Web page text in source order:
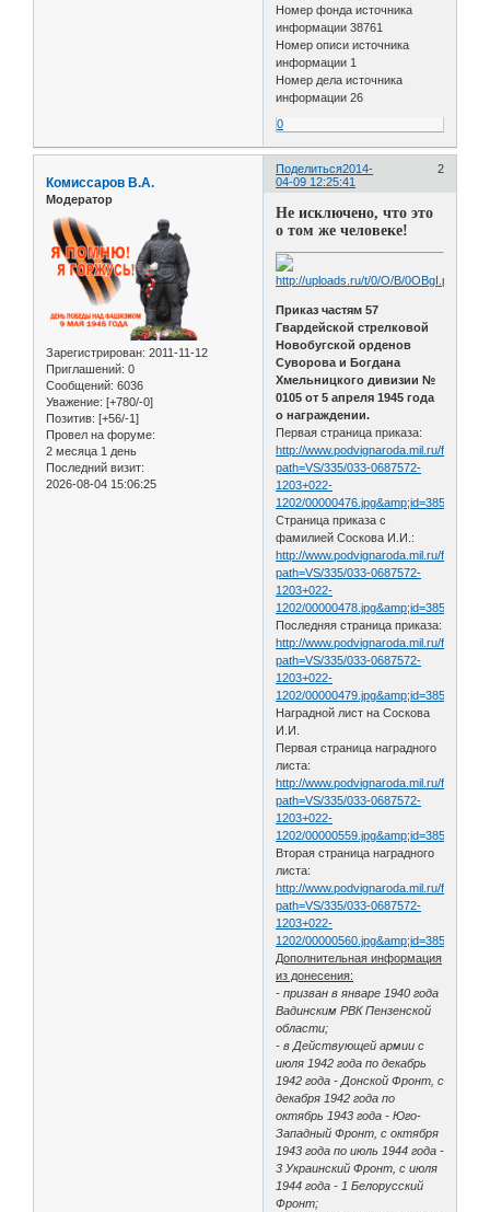
Номер фонда источника
информации 38761
Номер описи источника
информации 1
Номер дела источника
информации 26
0
Поделиться 2
2014-
04-09 12:25:41
Комиссаров В.А.
Модератор
Зарегистрирован: 2011-11-12
Приглашений: 0
Сообщений: 6036
Уважение: [+780/-0]
Позитив: [+56/-1]
Провел на форуме:
2 месяца 1 день
Последний визит:
2026-08-04 15:06:25
Не исключено, что это
о том же человеке!
Приказ частям 57
Гвардейской стрелковой
Новобугской орденов
Суворова и Богдана
Хмельницкого дивизии №
0105 от 5 апреля 1945 года
о награждении.
Первая страница приказа:
http://www.podvignaroda.mil.ru/filter/
path=VS/335/033-0687572-
1203+022-
1202/
Страница приказа с
фамилией Соскова И.И.:
http://www.podvignaroda.mil.ru/filter/
path=VS/335/033-0687572-
1203+022-
1202/
Последняя страница приказа:
http://www.podvignaroda.mil.ru/filter/
path=VS/335/033-0687572-
1203+022-
1202/
Наградной лист на Соскова
И.И.
Первая страница наградного
листа:
http://www.podvignaroda.mil.ru/filter/
path=VS/335/033-0687572-
1203+022-
1202/
Вторая страница наградного
листа:
http://www.podvignaroda.mil.ru/filter/
path=VS/335/033-0687572-
1203+022-
1202/
Дополнительная информация
из донесения:
- призван в январе 1940 года
Вадинским РВК Пензенской
области;
- в Действующей армии с
июля 1942 года по декабрь
1942 года - Донской Фронт, с
декабря 1942 года по
октябрь 1943 года - Юго-
Западный Фронт, с октября
1943 года по июль 1944 года -
3 Украинский Фронт, с июля
1944 года - 1 Белорусский
Фронт;